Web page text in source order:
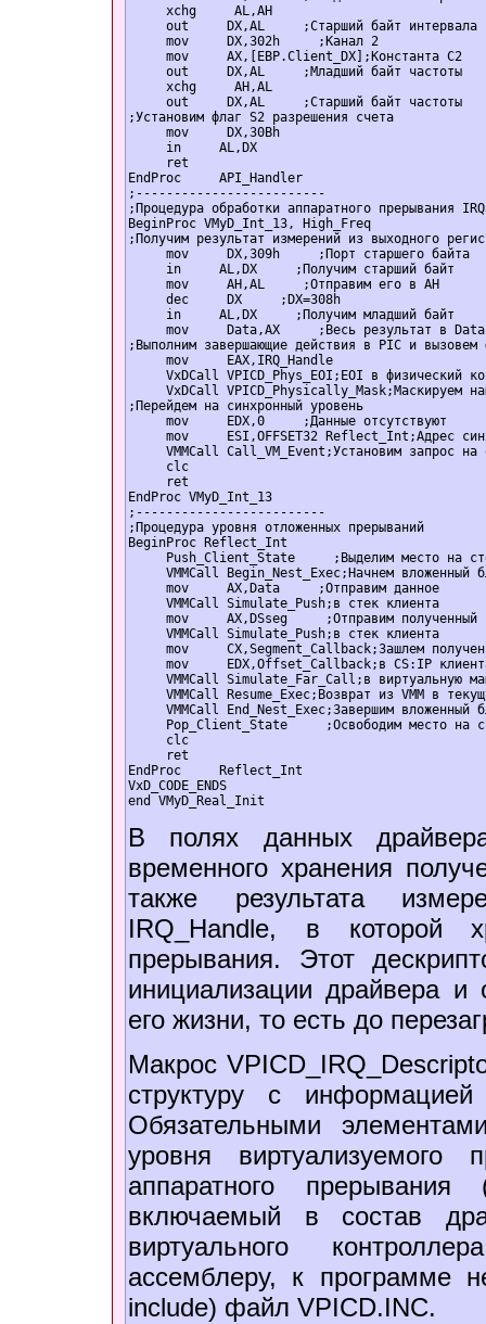
xchg     AL,AH
out     DX,AL     ;Старший байт
mov     DX,302h     ;Канал 2
mov     AX,[EBP.Client_DX];Константа С2
out     DX,AL     ;Младший байт частоты
xchg     AH,AL
out     DX,AL     ;Старший байт частоты
;Установим флаг S2 разрешения счета
mov     DX,30Bh
in     AL,DX
ret
EndProc     API_Handler
;-------------------------
;Процедура обработки аппаратного прерывания
BeginProc VMyD_Int_13, High_Freq
;Получим результат измерений из выходного
mov     DX,309h     ;Порт старшего байта
in     AL,DX     ;Получим старший байт
mov     AH,AL     ;Отправим его в AH
dec     DX     ;DX=308h
in     AL,DX     ;Получим младший байт
mov     Data,AX     ;Весь результат в
;Выполним завершающие действия в PIC и
mov     EAX,IRQ_Handle
VxDCall VPICD_Phys_EOI;EOI в физический
VxDCall VPICD_Physically_Mask;Маскируем
;Перейдем на синхронный уровень
mov     EDX,0     ;Данные отсутствуют
mov     ESI,OFFSET32 Reflect_Int;Адрес
VMMCall Call_VM_Event;Установим запрос на
clc
ret
EndProc VMyD_Int_13
;-------------------------
;Процедура уровня отложенных прерываний
BeginProc Reflect_Int
Push_Client_State     ;Выделим место на
VMMCall Begin_Nest_Exec;Начнем вложенный
mov     AX,Data     ;Отправим данное
VMMCall Simulate_Push;в стек клиента
mov     AX,DSseg     ;Отправим
VMMCall Simulate_Push;в стек клиента
mov     CX,Segment_Callback;Зашлем
mov     EDX,Offset_Callback;в CS:IP
VMMCall Simulate_Far_Call;в виртуальную
VMMCall Resume_Exec;Возврат из VMM в
VMMCall End_Nest_Exec;Завершим вложенный
Pop_Client_State     ;Освободим место на
clc
ret
EndProc     Reflect_Int
VxD_CODE_ENDS
end VMyD_Real_Init
В полях данных
временного хранения
также результата
IRQ_Handle, в которой
прерывания. Этот
инициализации драйвера
его жизни, то есть до
Макрос
структуру с
Обязательными
уровня виртуализуемого
аппаратного
включаемый в состав
виртуального
ассемблеру, к программе
include) файл VPICD.INC.